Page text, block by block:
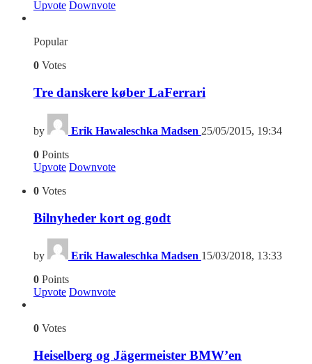
Upvote Downvote
Popular
0 Votes
Tre danskere køber LaFerrari
by Erik Hawaleschka Madsen 25/05/2015, 19:34
0 Points
Upvote Downvote
0 Votes
Bilnyheder kort og godt
by Erik Hawaleschka Madsen 15/03/2018, 13:33
0 Points
Upvote Downvote
0 Votes
Heiselberg og Jägermeister BMW’en